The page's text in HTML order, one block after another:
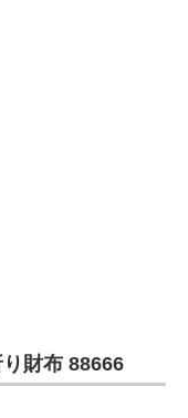
財布 88666